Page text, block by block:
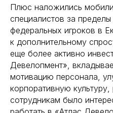
Плюс наложились
специалистов за
федеральных игроков в
к дополнительному
еще более активно
Девелопмент»,
мотивацию персонала,
корпоративную
сотрудникам было